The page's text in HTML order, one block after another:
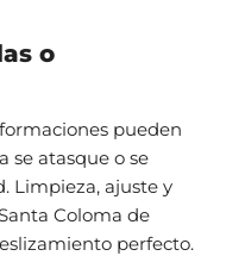
o
pueden
se atasque o se
Limpieza, ajuste y
Coloma de
perfecto.